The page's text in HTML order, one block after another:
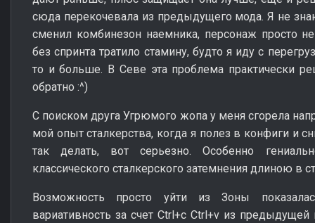
сюда перекочевала из предыдущего мода. Я не
сменил комбинезон наемника, персонаж просто
без спринта тратило стамину, будто я иду с
то и больше. В Севе эта проблема практически
обратно :^)
С поиском друга Угрюмого жопа у меня сгорела
мой опыт сталкерства, когда я полез в конфиги и
так делать, вот серьезно. Особенно
классического сталкерского затемнения длиною в
Возможность просто уйти из Зоны
вариативность за счет Ctrl+c Ctrl+v из